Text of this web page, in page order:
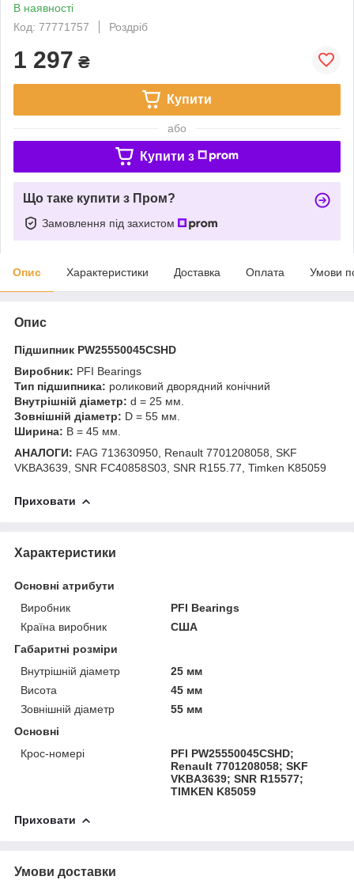
В наявності
Код: 77771757
Роздріб
1 297 ₴
Купити
або
Купити з
Що таке купити з Пром?
Замовлення під захистом
Опис Характеристики Доставка Оплата Умови
Опис
Підшипник PW25550045CSHD
Виробник: PFI Bearings
Тип підшипника: роликовий дворядний конічний
Внутрішній діаметр: d = 25 мм.
Зовнішній діаметр: D = 55 мм.
Ширина: B = 45 мм.
АНАЛОГИ: FAG 713630950, Renault 7701208058, SKF
VKBA3639, SNR FC40858S03, SNR R155.77, Timken K85059
Приховати
Характеристики
Основні атрибути
Виробник
PFI Bearings
Країна виробник
США
Габаритні розміри
Внутрішній діаметр
25 мм
Висота
45 мм
Зовнішній діаметр
55 мм
Основні
Крос-номері
PFI PW25550045CSHD;
Renault 7701208058; SKF
VKBA3639; SNR R15577;
TIMKEN K85059
Приховати
Умови доставки